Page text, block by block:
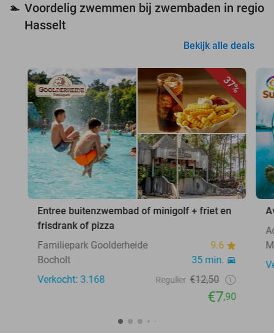
🏊 Voordelig zwemmen bij zwembaden in regio
Hasselt
Bekijk alle deals
37%
Entree buitenzwembad of minigolf + friet en
frisdrank of pizza
Familiepark Goolderheide
9.6
Bocholt
35 min.
Verkocht: 3.168
Regulier €12,50
€7,90